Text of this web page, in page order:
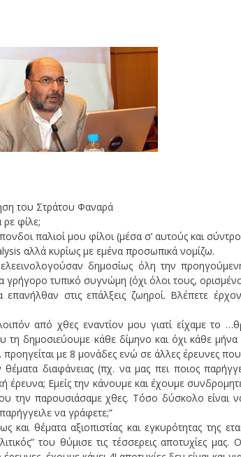
του Στράτου Φαναρά
φίλε;
παλιοί μου φίλοι (μέσα σ’ αυτούς και
αλλά κυρίως με εμένα προσωπικά νομίζω.
δημοσίως όλη την
γρήγορο τυπικό συγνώμη (όχι όλοι τους,
στις επάλξεις ζωηροί. Βλέπετε
από χθες εναντίον μου γιατί είχαμε το
τη δημοσιεύουμε κάθε δίμηνο και όχι κάθε
με 8 μονάδες ενώ σε άλλες έρευνες
θέματα διαφάνειας (πχ. να μας πει ποιος
έρευνα; Εμείς την κάνουμε και έχουμε
την παρουσιάσαμε χθες. Τόσο δύσκολο είναι
να γράφετε;”
και θέματα αξιοπιστίας και εγκυρότητας της
του θύμισε τις τέσσερεις αποτυχίες